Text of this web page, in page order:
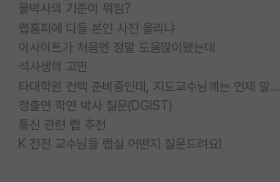
물박사의 기준이 뭐임?
랩홈피에 다들 본인 사진 올리냐
이사이트가 처음엔 정말 도움많이됐는데
석사생의 고민
타대학원 컨텍 준비중인데, 지도교수님께는 언제 말씀드려야 할까요?
정출연 학연 박사 질문(DGIST)
통신 관련 랩 추천
K 전전 교수님들 랩실 어떤지 질문드려요!